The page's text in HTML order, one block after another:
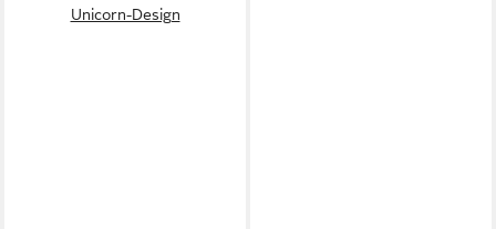
Unicorn-Design